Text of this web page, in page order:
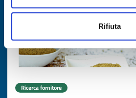
Rifiuta
Ricerca fornitore